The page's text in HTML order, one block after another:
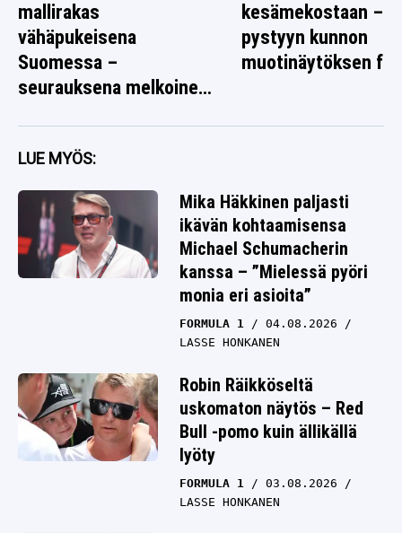
mallirakas
vähäpukeisena
Suomessa –
seurauksena melkoinen
kesämekostaan –
pystyyn kunnon
muotinäytöksen
LUE MYÖS:
Mika Häkkinen paljasti
ikävän kohtaamisensa
Michael Schumacherin
kanssa – ”Mielessä pyöri
monia eri asioita”
FORMULA 1
04.08.2026
LASSE HONKANEN
Robin Räikköseltä
uskomaton näytös – Red
Bull -pomo kuin ällikällä
lyöty
FORMULA 1
03.08.2026
LASSE HONKANEN